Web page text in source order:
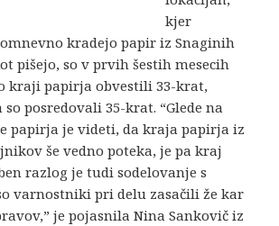
kjer
kradejo papir iz Snaginih
pišejo, so v prvih šestih mesecih
kraji papirja obvestili 33-krat,
posredovali 35-krat. “Glede na
papirja je videti, da kraja papirja iz
še vedno poteka, je pa kraj
razlog je tudi sodelovanje s
varnostniki pri delu zasačili že kar
je pojasnila Nina Sankovič iz